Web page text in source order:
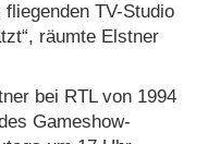
TV-Studio
räumte Elstner
bei RTL von 1994
Gameshow-